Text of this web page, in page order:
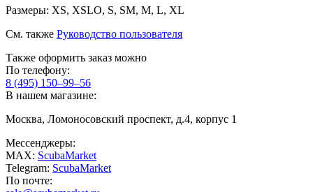
Размеры: XS, XSLO, S, SM, M, L, XL
См. также Руководство пользователя
Также оформить заказ можно
По телефону:
8 (495) 150–99–56
В нашем магазине:
Москва, Ломоносовский проспект, д.4, корпус 1
Мессенджеры:
MAX: ScubaMarket
Telegram: ScubaMarket
По почте: